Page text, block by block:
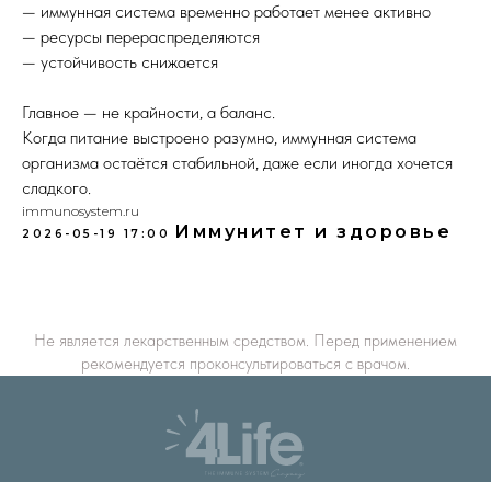
— иммунная система временно работает менее активно
— ресурсы перераспределяются
— устойчивость снижается
Главное — не крайности, а баланс.
Когда питание выстроено разумно, иммунная система
организма остаётся стабильной, даже если иногда хочется
сладкого.
immunosystem.ru
2026-05-19 17:00 Иммунитет и здоровье
Не является лекарственным средством. Перед применением
рекомендуется проконсультироваться с врачом.